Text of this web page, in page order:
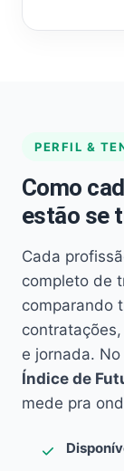
PERFIL &
Como
estão se
Cada
completo de
comparando
e jornada.
Índice de
mede pra